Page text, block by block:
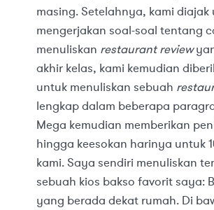
masing. Setelahnya, kami diajak
mengerjakan soal-soal tentang
menuliskan restaurant review
akhir kelas, kami kemudian
untuk menuliskan sebuah
lengkap dalam beberapa
Mega kemudian memberikan
hingga keesokan harinya untuk
kami. Saya sendiri menuliskan
sebuah kios bakso favorit saya:
yang berada dekat rumah. Di